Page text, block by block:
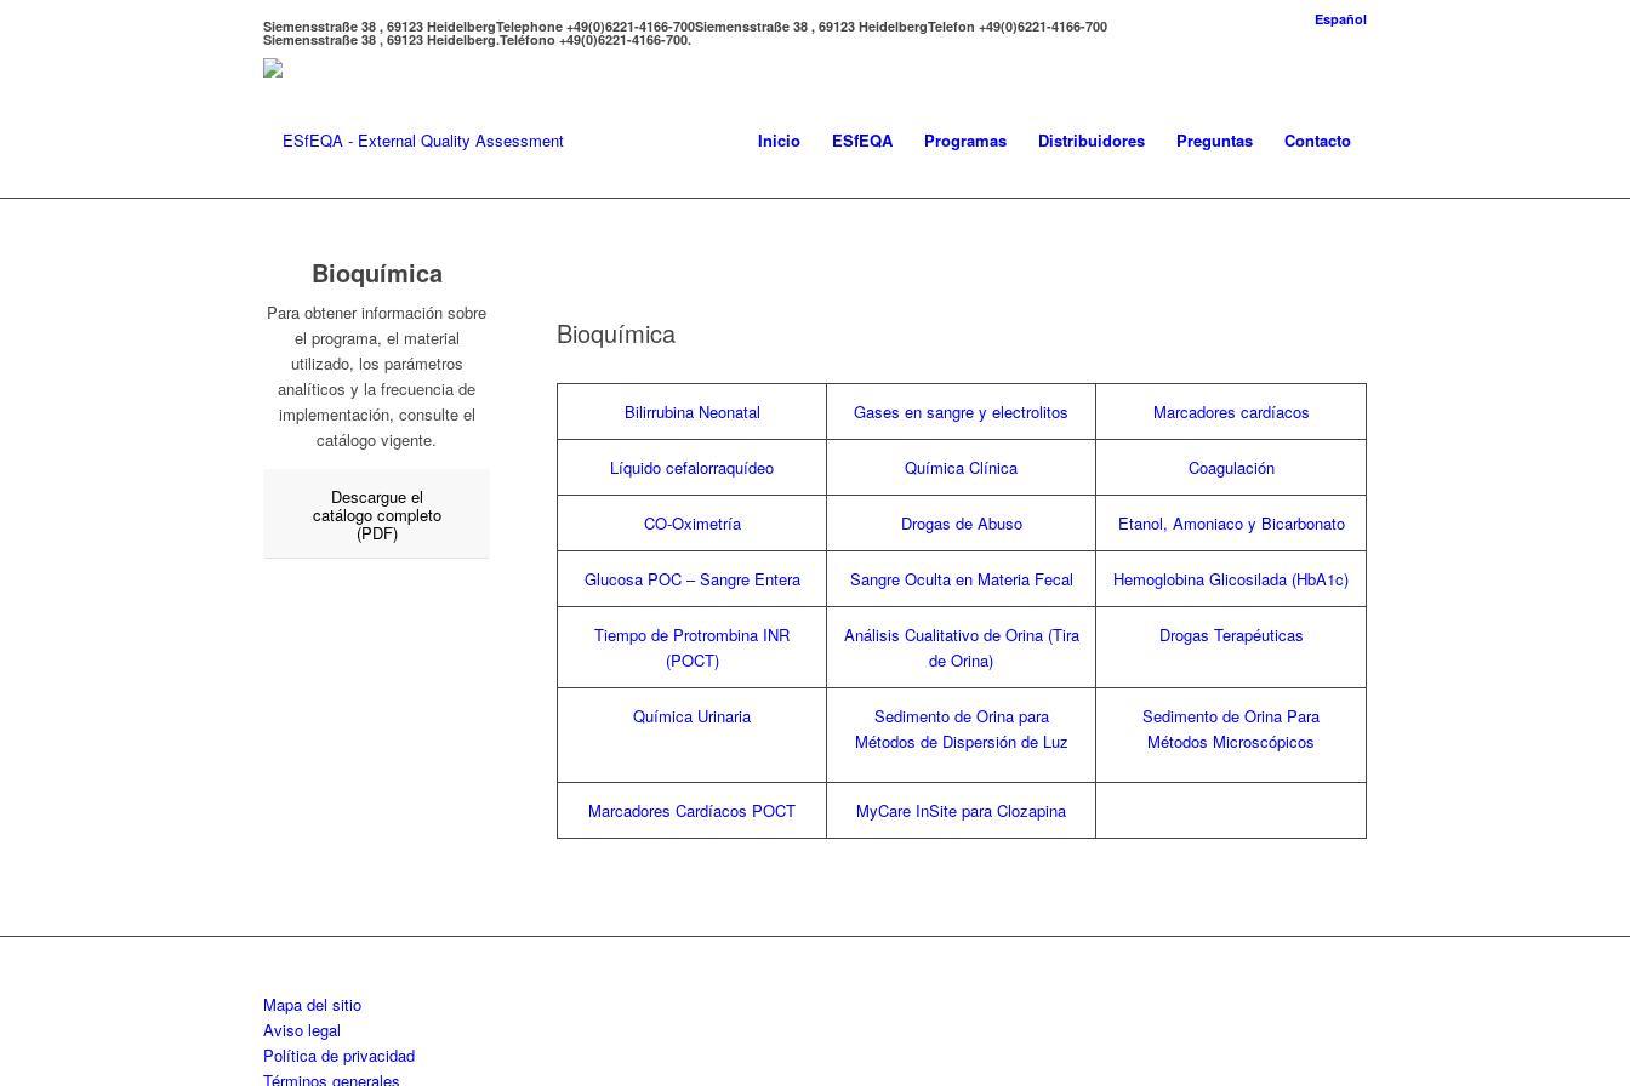
Español
Siemensstraße 38 , 69123 HeidelbergTelephone +49(0)6221-4166-700Siemensstraße 38 , 69123 HeidelbergTelefon +49(0)6221-4166-700
Siemensstraße 38 , 69123 Heidelberg.Teléfono +49(0)6221-4166-700.
Inicio ESfEQA Programas Distribuidores Preguntas Contacto
Bioquímica
Para obtener información sobre
el programa, el material
utilizado, los parámetros
analíticos y la frecuencia de
implementación, consulte el
catálogo vigente.
Descargue el
catálogo completo
(PDF)
Bioquímica
Bilirrubina Neonatal Gases en sangre y electrolitos Marcadores cardíacos
Líquido cefalorraquídeo Química Clínica Coagulación
CO-Oximetría Drogas de Abuso Etanol, Amoniaco y Bicarbonato
Glucosa POC – Sangre Entera Sangre Oculta en Materia Fecal Hemoglobina Glicosilada (HbA1c)
Tiempo de Protrombina INR
(POCT)
Análisis Cualitativo de Orina (Tira
de Orina)
Drogas Terapéuticas
Química Urinaria
Sedimento de Orina para
Métodos de Dispersión de Luz
Sedimento de Orina Para
Métodos Microscópicos
Marcadores Cardíacos POCT MyCare InSite para Clozapina
Mapa del sitio
Aviso legal
Política de privacidad
Términos generales